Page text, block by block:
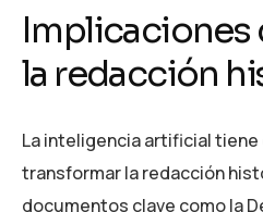
Implicaciones
la redacción
La inteligencia artificial
transformar la redacción
documentos clave como la